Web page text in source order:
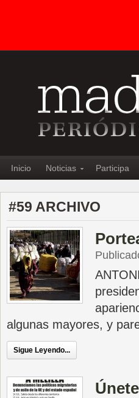
Inicio Noticias Participa
#59 ARCHIVO
algunas mayores, y
Sigue Leyendo...